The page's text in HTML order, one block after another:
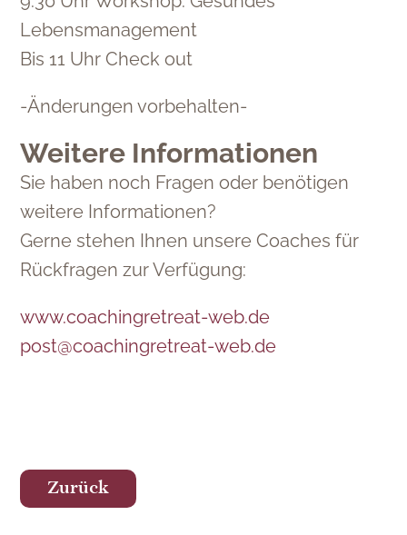
Lebensmanagement
Bis 11 Uhr Check out
-Änderungen vorbehalten-
Weitere Informationen
Sie haben noch Fragen oder benötigen
weitere Informationen?
Gerne stehen Ihnen unsere Coaches für
Rückfragen zur Verfügung:
www.coachingretreat-web.de
post@coachingretreat-web.de
Zurück